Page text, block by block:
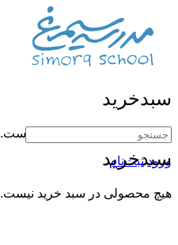
سبدخرید
هیچ محصولی در سبد خرید نیست.
ورود ثبت‌نام
سبدخرید
هیچ محصولی در سبد خرید نیست.